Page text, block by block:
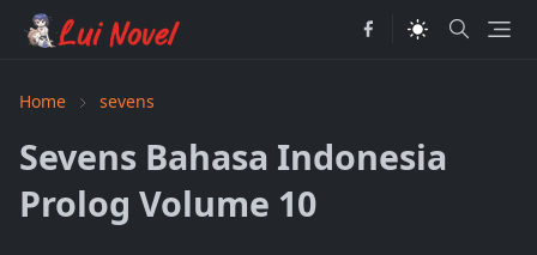
Home sevens
Sevens Bahasa Indonesia
Prolog Volume 10